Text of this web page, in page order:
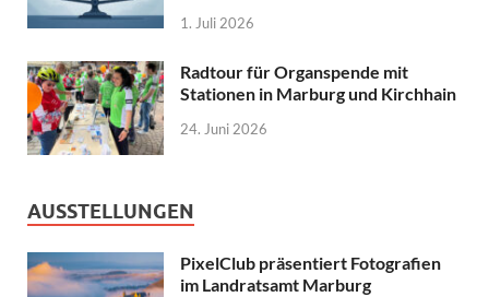
1. Juli 2026
Radtour für Organspende mit
Stationen in Marburg und Kirchhain
24. Juni 2026
AUSSTELLUNGEN
PixelClub präsentiert Fotografien
im Landratsamt Marburg